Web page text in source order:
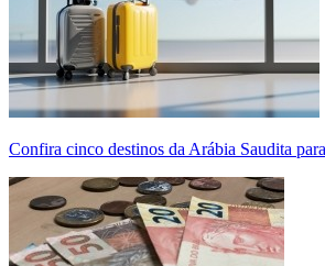
Confira cinco destinos da Arábia Saudita